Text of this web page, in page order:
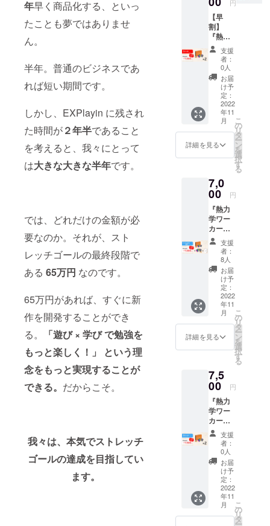
年早く商品化する、といっ
たことも夢ではありませ
ん。
半年。普通のビジネスであ
れば短い期間です。
しかし、EXPlayin に残され
た時間が２年半であること
を考えると、我々にとって
は大きな大きな半年です。
では、どれだけの金額が必
要なのか。それが、スト
レッチゴールの最終段階で
ある 65万円 なのです。
65万円があれば、すぐに新
作を開発することができ
る。
「遊び × 学び で勉強を
もっと楽しく！」 という理
念をもっと実現することが
できる。 だからこそ。
我々は、本気でストレッチ
ゴールの達成を目指してい
ます。
交えな
がら、
開発者
が一人
ひとり
に向け
てメッ
セージ
をお送
りしま
す！
【リ
ターン
内容】
・『熱
ズ』１
セット
・応援
メッ
セージ
（400字
程度）
【備考
欄にご
記入い
ただき
たいこ
と】 ・
（必
須）
セージ
の対象
（ペン
ネーム
可能）
・（必
須）購
入者様
と対象
者様と
のご関
係 ・
（必
須）対
象者様
が今頑
張って
内容】
・『熱
力学
ワー
カー
ズ』１
セット
・『有
機大富
豪』１
セット
※送料・
消費税
込みの
価格で
円
【早
割】
『熱力
学ワー
カー
ズ』２
セット
をお送
りしま
す。通
常プラ
ンより
もさら
にお得
な数量
限定プ
す。
【リ
ターン
内容】
・『熱
力学
ワー
カー
ズ』２
セット
※送料・
消費税
込みの
価格で
す。
支援
者：
0人
お届
け予
定：
2022
年11
月
詳細を見る
こ
の
リ
タ
ー
ン
を
選
択
す
る
7,0
00 円
『熱力
学ワー
カー
ズ』１
セット
と拡張
セット
１セッ
ト、
『有機
大富
豪』１
セット
をお送
りしま
す。理
ムズを
家族や
ご友人
と楽し
みたい
方向け
のプラ
ンで
す。
【リ
ターン
内容】
・『熱
力学
ワー
カー
支援
者：
8人
お届
け予
定：
2022
年11
月
詳細を見る
こ
の
リ
タ
ー
ン
を
選
択
す
る
7,5
00 円
『熱力
学ワー
カー
ズ』２
セット
をお送
りしま
す。販
売予定
価格の
500円引
きでご
購入い
支援
者：
0人
お届
け予
定：
2022
年11
月
こ
の
リ
タ
ー